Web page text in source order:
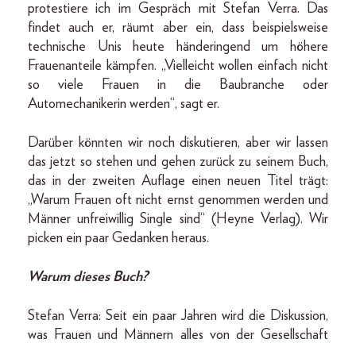
protestiere ich im Gespräch mit Stefan Verra. Das
findet auch er, räumt aber ein, dass beispielsweise
technische Unis heute händeringend um höhere
Frauenanteile kämpfen. „Vielleicht wollen einfach nicht
so viele Frauen in die Baubranche oder
Auto­mechanikerin werden“, sagt er.
Darüber könnten wir noch diskutieren, aber wir lassen
das jetzt so stehen und gehen zurück zu seinem Buch,
das in der zweiten Auflage einen neuen Titel trägt:
„Warum Frauen oft nicht ernst genommen werden und
Männer unfreiwillig Single sind“ (Heyne Verlag). Wir
picken ein paar Gedanken heraus.
Warum dieses Buch?
Stefan Verra: Seit ein paar Jahren wird die Diskussion,
was Frauen und Männern alles von der Gesellschaft